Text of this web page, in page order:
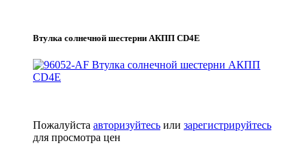
Втулка солнечной шестерни АКПП CD4E
Пожалуйста авторизуйтесь или зарегистрируйтесь
для просмотра цен